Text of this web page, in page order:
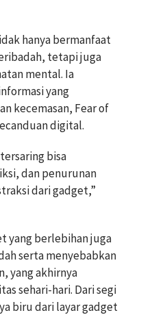
hanya bermanfaat
tetapi juga
mental. Ia
yang
kecemasan, Fear of
digital.
bisa
dan penurunan
dari gadget,”
yang berlebihan juga
serta menyebabkan
yang akhirnya
sehari-hari. Dari segi
biru dari layar gadget